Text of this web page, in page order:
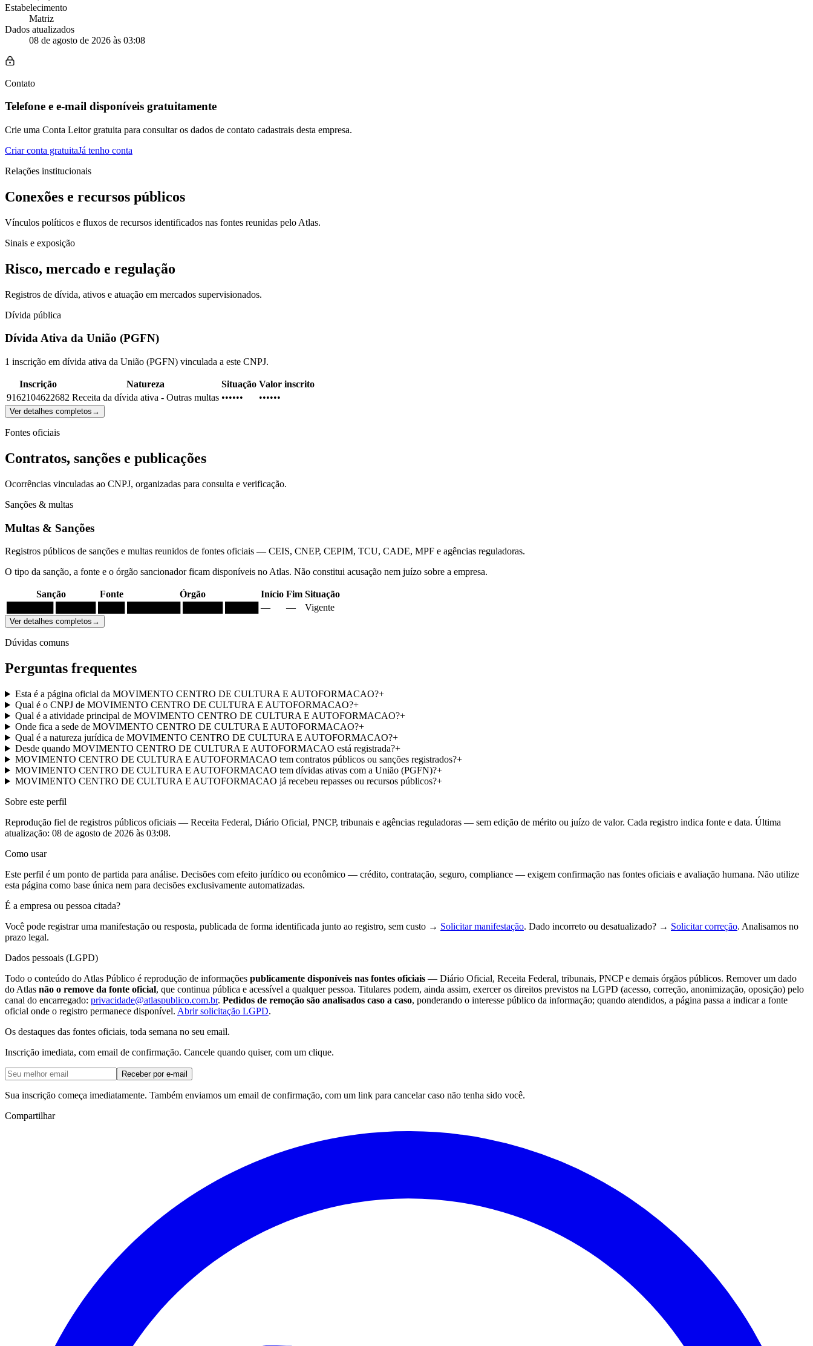
Estabelecimento
Matriz
Dados atualizados
08 de agosto de 2026 às 03:08
Contato
Telefone e e-mail disponíveis gratuitamente
Crie uma Conta Leitor gratuita para consultar os dados de contato cadastrais desta empresa.
Criar conta gratuitaJá tenho conta
Relações institucionais
Conexões e recursos públicos
Vínculos políticos e fluxos de recursos identificados nas fontes reunidas pelo Atlas.
Sinais e exposição
Risco, mercado e regulação
Registros de dívida, ativos e atuação em mercados supervisionados.
Dívida pública
Dívida Ativa da União (PGFN)
1 inscrição em dívida ativa da União (PGFN) vinculada a este CNPJ.
Inscrição Natureza Situação Valor inscrito
9162104622682 Receita da dívida ativa - Outras multas •••••• ••••••
Ver detalhes completos →
Fontes oficiais
Contratos, sanções e publicações
Ocorrências vinculadas ao CNPJ, organizadas para consulta e verificação.
Sanções & multas
Multas & Sanções
Registros públicos de sanções e multas reunidos de fontes oficiais — CEIS, CNEP, CEPIM, TCU, CADE, MPF e agências reguladoras.
O tipo da sanção, a fonte e o órgão sancionador ficam disponíveis no Atlas. Não constitui acusação nem juízo sobre a empresa.
Sanção Fonte Órgão Início Fim Situação
— — Vigente
Ver detalhes completos →
Dúvidas comuns
Perguntas frequentes
Esta é a página oficial da MOVIMENTO CENTRO DE CULTURA E AUTOFORMACAO?+
Qual é o CNPJ de MOVIMENTO CENTRO DE CULTURA E AUTOFORMACAO?+
Qual é a atividade principal de MOVIMENTO CENTRO DE CULTURA E AUTOFORMACAO?+
Onde fica a sede de MOVIMENTO CENTRO DE CULTURA E AUTOFORMACAO?+
Qual é a natureza jurídica de MOVIMENTO CENTRO DE CULTURA E AUTOFORMACAO?+
Desde quando MOVIMENTO CENTRO DE CULTURA E AUTOFORMACAO está registrada?+
MOVIMENTO CENTRO DE CULTURA E AUTOFORMACAO tem contratos públicos ou sanções registrados?+
MOVIMENTO CENTRO DE CULTURA E AUTOFORMACAO tem dívidas ativas com a União (PGFN)?+
MOVIMENTO CENTRO DE CULTURA E AUTOFORMACAO já recebeu repasses ou recursos públicos?+
Sobre este perfil
Reprodução fiel de registros públicos oficiais — Receita Federal, Diário Oficial, PNCP, tribunais e agências reguladoras — sem edição de mérito ou juízo de valor. Cada registro indica fonte e data. Última
atualização: 08 de agosto de 2026 às 03:08.
Como usar
Este perfil é um ponto de partida para análise. Decisões com efeito jurídico ou econômico — crédito, contratação, seguro, compliance — exigem confirmação nas fontes oficiais e avaliação humana. Não utilize
esta página como base única nem para decisões exclusivamente automatizadas.
É a empresa ou pessoa citada?
Você pode registrar uma manifestação ou resposta, publicada de forma identificada junto ao registro, sem custo → Solicitar manifestação. Dado incorreto ou desatualizado? → Solicitar correção. Analisamos no
prazo legal.
Dados pessoais (LGPD)
Todo o conteúdo do Atlas Público é reprodução de informações publicamente disponíveis nas fontes oficiais — Diário Oficial, Receita Federal, tribunais, PNCP e demais órgãos públicos. Remover um dado
do Atlas não o remove da fonte oficial, que continua pública e acessível a qualquer pessoa. Titulares podem, ainda assim, exercer os direitos previstos na LGPD (acesso, correção, anonimização, oposição) pelo
canal do encarregado: privacidade@atlaspublico.com.br. Pedidos de remoção são analisados caso a caso, ponderando o interesse público da informação; quando atendidos, a página passa a indicar a fonte
oficial onde o registro permanece disponível. Abrir solicitação LGPD.
Os destaques das fontes oficiais, toda semana no seu email.
Inscrição imediata, com email de confirmação. Cancele quando quiser, com um clique.
Receber por e-mail
Sua inscrição começa imediatamente. Também enviamos um email de confirmação, com um link para cancelar caso não tenha sido você.
Compartilhar